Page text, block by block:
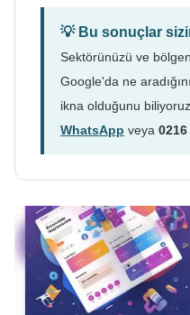
💡 Bu sonuçlar
Sektörünüzü ve
Google'da ne
ikna olduğunu
WhatsApp veya 0216